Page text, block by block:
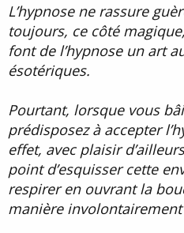
L’hypnose ne rassure
toujours, ce côté
font de l’hypnose un art
ésotériques.
Pourtant, lorsque vous
prédisposez à accepter
effet, avec plaisir
point d’esquisser cette
respirer en ouvrant la
manière